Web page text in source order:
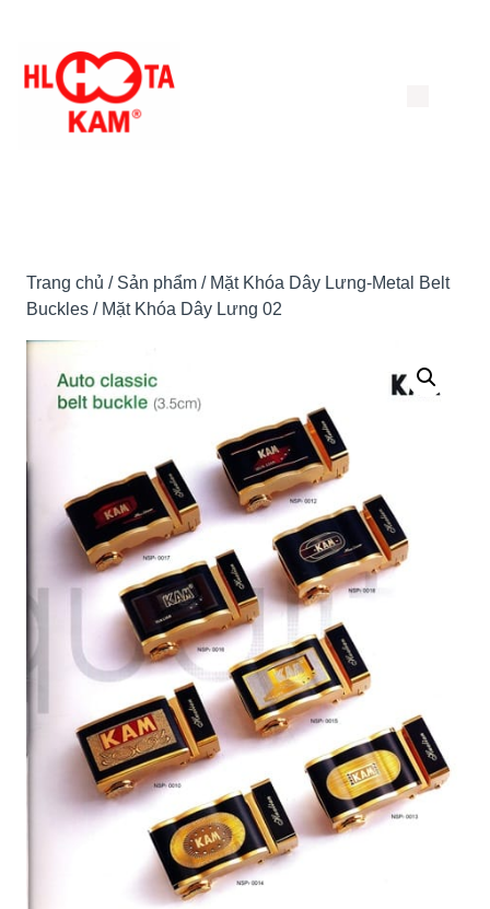
đến
Trang chủ / Sản phẩm / Mặt Khóa Dây Lưng-Metal Belt
Buckles / Mặt Khóa Dây Lưng 02